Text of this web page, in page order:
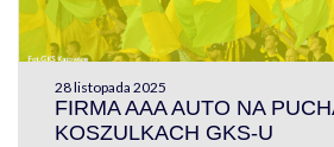
28 listopada 2025
FIRMA AAA AUTO NA
KOSZULKACH GKS-U